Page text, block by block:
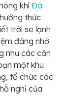
khí Đà
thức
trời se lạnh
đáng nhớ
như các căn
một khu
tổ chức các
nghỉ của